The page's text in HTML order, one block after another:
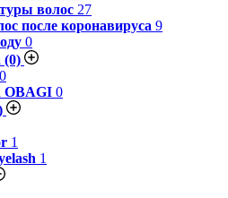
волос 27
после коронавируса 9
0
(0)
0
OBAGI 0
1
1